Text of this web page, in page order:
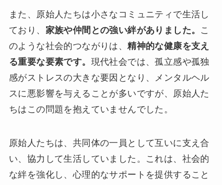
また、原始人たちは小さなコミュニティで生活し
ており、 家族や仲間との強い絆がありました。 こ
のような社会的つながりは、精神的な健康を支え
る重要な要素です。 現代社会では、孤立感や孤独
感がストレスの大きな要因となり、メンタルヘル
スに悪影響を与えることが多いですが、原始人た
ちはこの問題を抱えていませんでした。
原始人たちは、共同体の一員として互いに支え合
い、協力して生活していました。これは、社会的
な絆を強化し、心理的なサポートを提供すること